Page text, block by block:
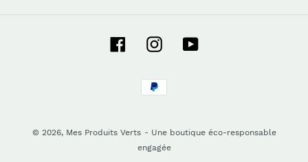
FacebookInstagramYouTube
Moyens
de
© 2026, Mes Produits Verts - Une boutique éco-responsable
engagée